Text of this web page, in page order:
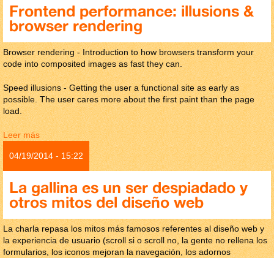
Frontend performance: illusions &
browser rendering
Browser rendering - Introduction to how browsers transform your
code into composited images as fast they can.
Speed illusions - Getting the user a functional site as early as
possible. The user cares more about the first paint than the page
load.
Leer mássobre Frontend performance: illusions & browser rendering
04/19/2014 - 15:22
La gallina es un ser despiadado y
otros mitos del diseño web
La charla repasa los mitos más famosos referentes al diseño web y
la experiencia de usuario (scroll si o scroll no, la gente no rellena los
formularios, los iconos mejoran la navegación, los adornos